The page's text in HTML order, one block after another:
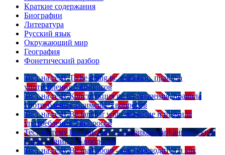
Краткие содержания
Биографии
Литература
Русский язык
Окружающий мир
География
Фонетический разбор
Тест на тему To be going to: значение, правила
употребления 5 вопросов
Тест на тему Конструкция go on: значения, правила
употребления, примеры 5 вопросов
Тест на тему Be familiar with: значение и правила
употребления 5 вопросов
Тест на тему Британский vs американский английский:
в чем разница? 5 вопросов
Тест на тему Be mad about - как переводится и как